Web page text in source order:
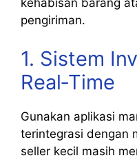
kehabisan barang
pengiriman.
1. Sistem
Real‑Time
Gunakan aplikasi
terintegrasi dengan
seller kecil masih